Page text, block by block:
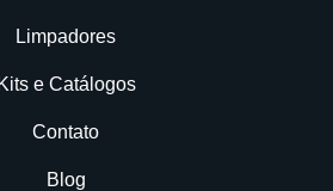
Limpadores
Kits e Catálogos
Contato
Blog